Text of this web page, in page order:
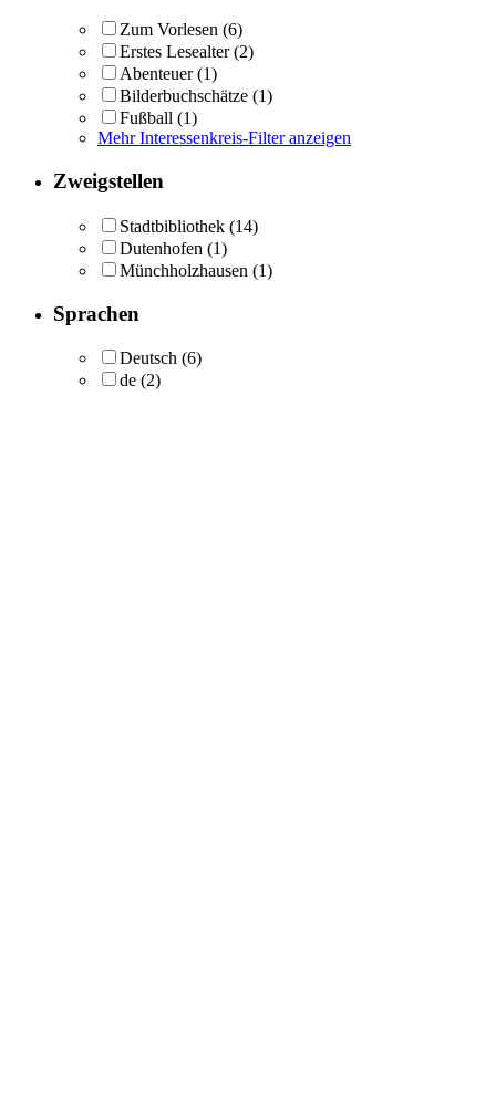
Zum Vorlesen (6)
Erstes Lesealter (2)
Abenteuer (1)
Bilderbuchschätze (1)
Fußball (1)
Mehr Interessenkreis-Filter anzeigen
Zweigstellen
Stadtbibliothek (14)
Dutenhofen (1)
Münchholzhausen (1)
Sprachen
Deutsch (6)
de (2)